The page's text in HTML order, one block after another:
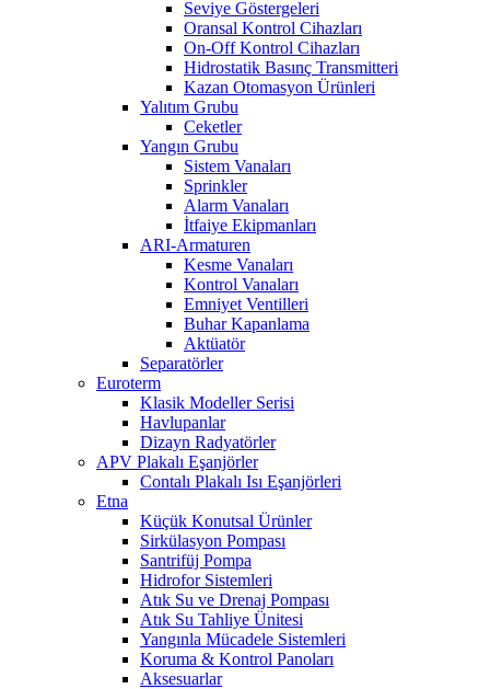
Seviye Göstergeleri
Oransal Kontrol Cihazları
On-Off Kontrol Cihazları
Hidrostatik Basınç Transmitteri
Kazan Otomasyon Ürünleri
Yalıtım Grubu
Ceketler
Yangın Grubu
Sistem Vanaları
Sprinkler
Alarm Vanaları
İtfaiye Ekipmanları
ARI-Armaturen
Kesme Vanaları
Kontrol Vanaları
Emniyet Ventilleri
Buhar Kapanlama
Aktüatör
Separatörler
Euroterm
Klasik Modeller Serisi
Havlupanlar
Dizayn Radyatörler
APV Plakalı Eşanjörler
Contalı Plakalı Isı Eşanjörleri
Etna
Küçük Konutsal Ürünler
Sirkülasyon Pompası
Santrifüj Pompa
Hidrofor Sistemleri
Atık Su ve Drenaj Pompası
Atık Su Tahliye Ünitesi
Yangınla Mücadele Sistemleri
Koruma & Kontrol Panoları
Aksesuarlar